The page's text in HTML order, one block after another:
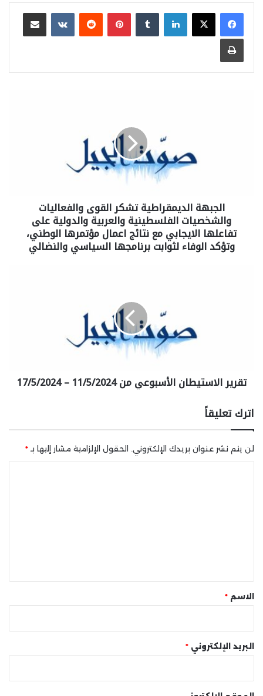
لينكدإن بينتيريست مشاركة عبر البريد
طباعة
الجبهة الديمقراطية تشكر القوى والفعاليات
والشخصيات الفلسطينية والعربية والدولية على
تفاعلها الايجابي مع نتائج اعمال مؤتمرها الوطني،
وتؤكد الوفاء لثوابت برنامجها السياسي والنضالي
تقرير الاستيطان الأسبوعي من 11/5/2024 – 17/5/2024
اترك تعليقاً
لن يتم نشر عنوان بريدك الإلكتروني. الحقول الإلزامية مشار إليها بـ*
* الاسم *
البريد الإلكتروني *